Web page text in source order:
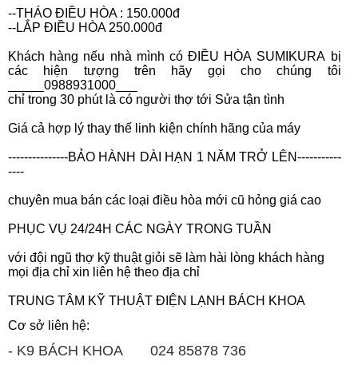
--THÁO ĐIỀU HÒA : 150.000đ
--LẮP ĐIỀU HÒA 250.000đ
Khách hàng nếu nhà mình có ĐIỀU HÒA SUMIKURA bị
các hiện tượng trên hãy gọi cho chúng tôi
_____0988931000___
chỉ trong 30 phút là có người thợ tới Sửa tận tình
Giá cả hợp lý thay thế linh kiện chính hãng của máy
---------------BẢO HÀNH DÀI HẠN 1 NĂM TRỞ LÊN-----------
----
chuyên mua bán các loại điều hòa mới cũ hỏng giá cao
PHỤC VỤ 24/24H CÁC NGÀY TRONG TUẦN
với đội ngũ thợ kỹ thuật giỏi sẽ làm hài lòng khách hàng
mọi địa chỉ xin liên hệ theo địa chỉ
TRUNG TÂM KỸ THUẬT ĐIỆN LẠNH BÁCH KHOA
Cơ sở liên hệ:
- K9 BÁCH KHOA 024 85878 736